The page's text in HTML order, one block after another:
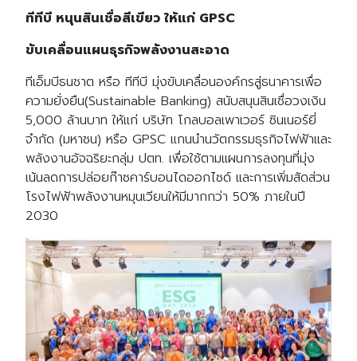
ทีทีบี หนุนสินเชื่อสีเขียว ให้แก่ GPSC
ขับเคลื่อนแผนธุรกิจพลังงานสะอาด
ทีเอ็มบีธนชาต หรือ ทีทีบี มุ่งขับเคลื่อนองค์กรสู่ธนาคารเพื่อ
ความยั่งยืน(Sustainable Banking) สนับสนุนสินเชื่อวงเงิน
5,000 ล้านบาท ให้แก่ บริษัท โกลบอลเพาเวอร์ ซินเนอร์ยี่
จำกัด (มหาชน) หรือ GPSC แกนนำนวัตกรรมธุรกิจไฟฟ้าและ
พลังงานอัจฉริยะกลุ่ม ปตท. เพื่อใช้ตามแผนการลงทุนที่มุ่ง
เน้นลดการปล่อยก๊าซคาร์บอนไดออกไซด์ และการเพิ่มสัดส่วน
โรงไฟฟ้าพลังงานหมุนเวียนให้มีมากกว่า 50% ภายในปี
2030